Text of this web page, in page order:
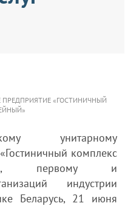
ПРЕДПРИЯТИЕ «ГОСТИНИЧНЫЙ
унитарному
комплекс
первому и
индустрии
Беларусь, 21 июня